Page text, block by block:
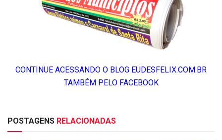
CONTINUE ACESSANDO O BLOG EUDESFELIX.COM.BR
TAMBÉM PELO FACEBOOK
POSTAGENS RELACIONADAS